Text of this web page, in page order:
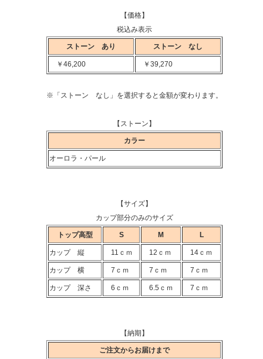
【価格】
税込み表示
ストーン あり ストーン なし
￥46,200 ￥39,270
※「ストーン なし」を選択すると金額が変わります。
【ストーン】
カラー
オーロラ・パール
【サイズ】
カップ部分のみのサイズ
トップ高型 S M L
カップ 縦 11ｃｍ 12ｃｍ 14ｃｍ
カップ 横 7ｃｍ 7ｃｍ 7ｃｍ
カップ 深さ 6ｃｍ 6.5ｃｍ 7ｃｍ
【納期】
ご注文からお届けまで